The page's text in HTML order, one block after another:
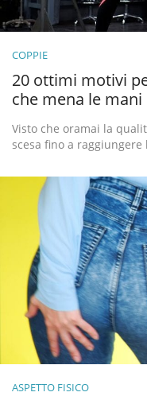
COPPIE
20 ottimi motivi
che mena le mani
Visto che oramai la
scesa fino a raggiungere
ASPETTO FISICO